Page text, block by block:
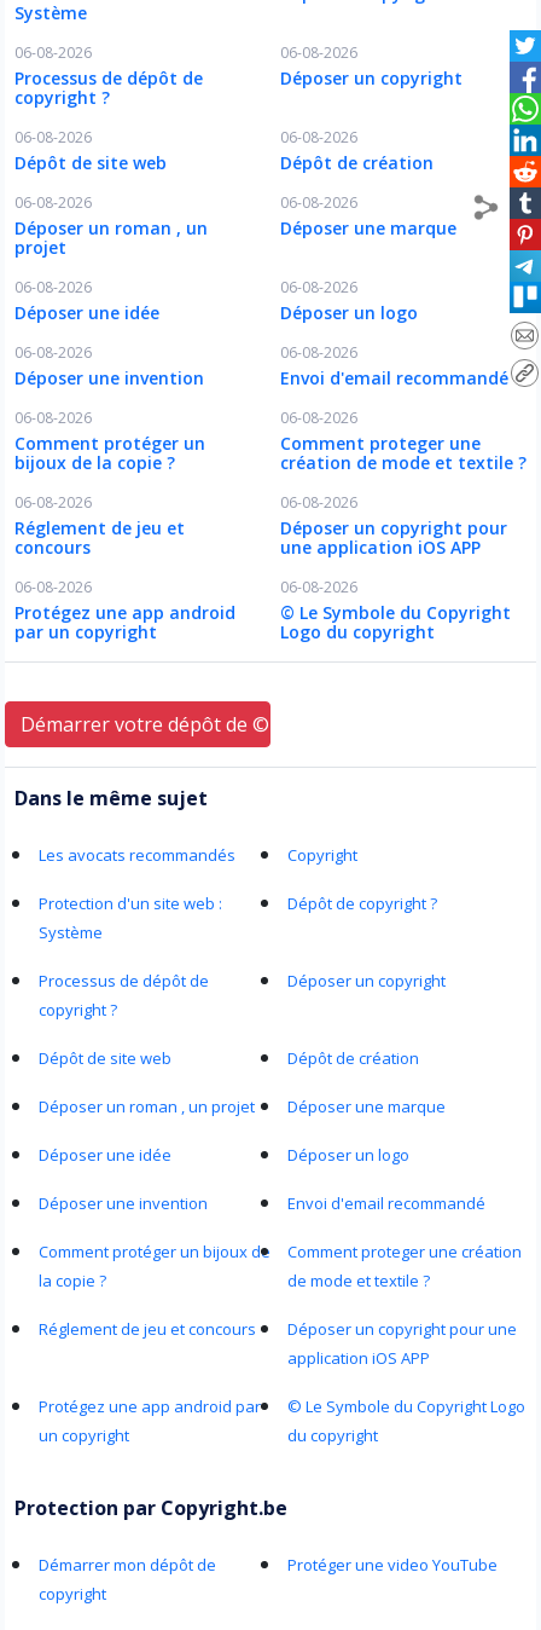
Système
06-08-2026
Processus de dépôt de
copyright ?
06-08-2026
Déposer un copyright
06-08-2026
Dépôt de site web
06-08-2026
Dépôt de création
06-08-2026
Déposer un roman , un
projet
06-08-2026
Déposer une marque
06-08-2026
Déposer une idée
06-08-2026
Déposer un logo
06-08-2026
Déposer une invention
06-08-2026
Envoi d'email recommandé
06-08-2026
Comment protéger un
bijoux de la copie ?
06-08-2026
Comment proteger une
création de mode et textile ?
06-08-2026
Réglement de jeu et
concours
06-08-2026
Déposer un copyright pour
une application iOS APP
06-08-2026
Protégez une app android
par un copyright
06-08-2026
© Le Symbole du Copyright
Logo du copyright
Démarrer votre dépôt de © ici
Dans le même sujet
Les avocats recommandés Copyright
Protection d'un site web :
Système
Dépôt de copyright ?
Processus de dépôt de
copyright ?
Déposer un copyright
Dépôt de site web Dépôt de création
Déposer un roman , un projet Déposer une marque
Déposer une idée Déposer un logo
Déposer une invention Envoi d'email recommandé
Comment protéger un bijoux de
la copie ?
Comment proteger une création
de mode et textile ?
Réglement de jeu et concours
Déposer un copyright pour une
application iOS APP
Protégez une app android par
un copyright
© Le Symbole du Copyright Logo
du copyright
Protection par Copyright.be
Démarrer mon dépôt de
copyright
Protéger une video YouTube